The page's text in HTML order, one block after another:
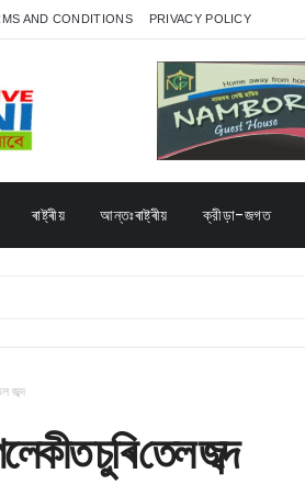
AND CONDITIONS PRIVACY POLICY
ৰাষ্ট্ৰীয় আন্তঃৰাষ্ট্ৰীয় ক্রীড়া-জগত
জব্দ
চুৰি তেল জব্দ